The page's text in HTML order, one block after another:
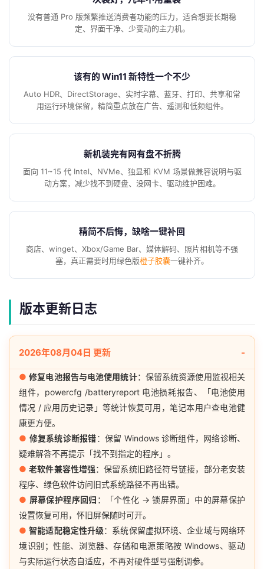
没有普通 Pro 版频繁推送消费者功能的压力，适合想要长期稳
定、界面干净、少变动的主力机。
该有的 Win11 新特性一个不少
Auto HDR、DirectStorage、实时字幕、蓝牙、打印、共享和常
用运行环境保留，精简重点放在广告、遥测和低频组件。
新机装完有网有盘不折腾
面向 11~15 代 Intel、NVMe、独显和 KVM 场景做兼容说明与驱
动方案，减少找不到硬盘、没网卡、驱动维护困难。
精简不后悔，缺啥一键补回
商店、winget、Xbox/Game Bar、媒体解码、照片相机等不强
塞，真正需要时用绿色版橙子胶囊一键补齐。
版本更新日志
2026年08月04日 更新
● 修复电池报告与电池使用统计：保留系统资源使用监视相关
组件，powercfg /batteryreport 电池损耗报告、「电池使用
情况 / 应用历史记录」等统计恢复可用，笔记本用户查电池健
康更方便。
● 修复系统诊断报错：保留 Windows 诊断组件，网络诊断、
疑难解答不再提示「找不到指定的程序」。
● 老软件兼容性增强：保留系统旧路径符号链接，部分老安装
程序、绿色软件访问旧式系统路径不再出错。
● 屏幕保护程序回归 ：「个性化 → 锁屏界面」中的屏幕保护
设置恢复可用，怀旧屏保随时可开。
● 智能适配稳定性升级：系统保留虚拟环境、企业域与网络环
境识别；性能、浏览器、存储和电源策略按 Windows、驱动
与实际运行状态自适应，不再对硬件型号强制调参。